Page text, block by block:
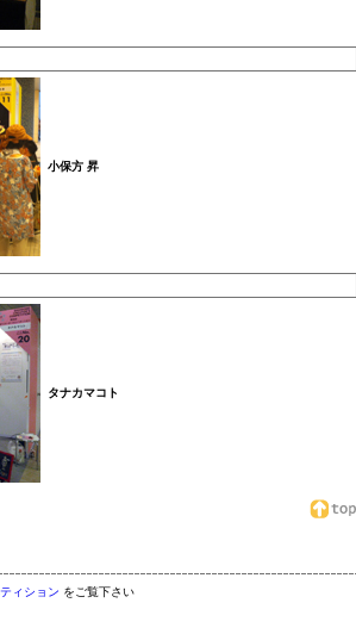
小保方 昇
タナカマコト
ィション をご覧下さい